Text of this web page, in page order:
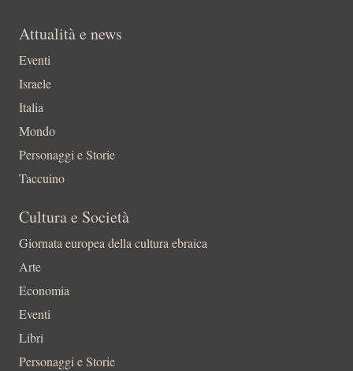
Attualità e news
Eventi
Israele
Italia
Mondo
Personaggi e Storie
Taccuino
Cultura e Società
Giornata europea della cultura ebraica
Arte
Economia
Eventi
Libri
Personaggi e Storie